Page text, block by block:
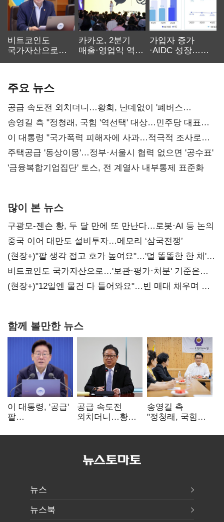
비트코인도
국가자산으로…'
카카오, 2분기
매출·영업익 역대
가입자 증가
·AIDC 성장…
주요 뉴스
공급 속도전 외치더니…황희, 난데없이 '폐버스
리모델링' 제안
송영길 측 "정청래, 국힘 '역선택' 대상…민주당 대표로
총선 지휘 못해"
이 대통령 "국가폭력 피해자에 사과…적극적 조사로
진실 밝혀야"
주택공급 '동상이몽'…정부·서울시 협력 없으면 '공수표'
'금융복합기업집단' 토스, 전 계열사 내부통제 표준화
많이 본 뉴스
구광모-젠슨 황, 두 달 만에 또 만난다…로봇·AI 등 논의
중국 이어 대만도 설비투자…메모리 ‘삼국전쟁’
(현장+)"팔 생각 접고 호가 높여요"…'덜 똘똘한 한 채'
20억 키맞추기
비트코인도 국가자산으로…'보관·평가·처분' 기준은
숙제
(현장+)"12일엔 물건 다 들어와요"…빈 매대 채우며 문
함께 볼만한 뉴스
이 대통령, '공급'
팔
여 내부선
공급 속도전
외치더니…황희,
리모델링' 제안
송영길 측
"정청래, 국힘
민주당 대표로
뉴스
뉴스북